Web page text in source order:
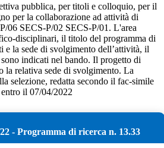
pubblica, per titoli e colloquio, per il
per la collaborazione ad attività di
06 SECS-P/02 SECS-P/01. L'area
disciplinari, il titolo del programma di
e la sede di svolgimento dell’attività, il
indicati nel bando. Il progetto di
la relativa sede di svolgimento. La
selezione, redatta secondo il fac-simile
il 07/04/2022
22 - Programma di ricerca n. 13.33